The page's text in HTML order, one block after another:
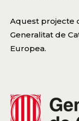
Aquest projecte
Generalitat de
Europea.